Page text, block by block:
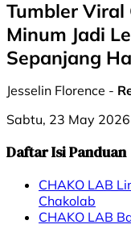
Tumbler Viral
Minum Jadi
Sepanjang
Jesselin Florence -
Sabtu, 23 May
Daftar Isi Panduan
CHAKO LAB
Chakolab
CHAKO LAB